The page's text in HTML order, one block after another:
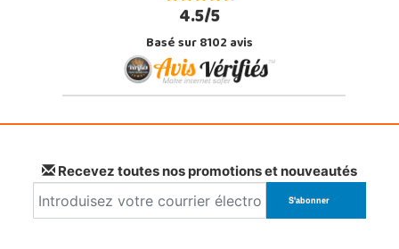
4.5/5
Basé sur 8102 avis
Recevez toutes nos promotions et nouveautés